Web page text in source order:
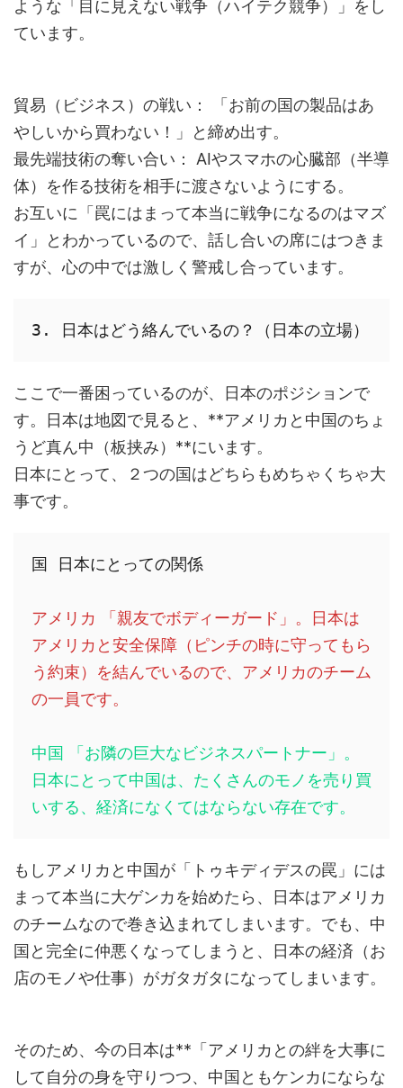
ような「目に見えない戦争（ハイテク競争）」をし
ています。
貿易（ビジネス）の戦い： 「お前の国の製品はあ
やしいから買わない！」と締め出す。
最先端技術の奪い合い： AIやスマホの心臓部（半導
体）を作る技術を相手に渡さないようにする。
お互いに「罠にはまって本当に戦争になるのはマズ
イ」とわかっているので、話し合いの席にはつきま
すが、心の中では激しく警戒し合っています。
3. 日本はどう絡んでいるの？（日本の立場）
ここで一番困っているのが、日本のポジションで
す。日本は地図で見ると、**アメリカと中国のちょ
うど真ん中（板挟み）**にいます。
日本にとって、２つの国はどちらもめちゃくちゃ大
事です。
国 日本にとっての関係
アメリカ 「親友でボディーガード」。日本は
アメリカと安全保障（ピンチの時に守ってもら
う約束）を結んでいるので、アメリカのチーム
の一員です。
中国 「お隣の巨大なビジネスパートナー」。
日本にとって中国は、たくさんのモノを売り買
いする、経済になくてはならない存在です。
もしアメリカと中国が「トゥキディデスの罠」には
まって本当に大ゲンカを始めたら、日本はアメリカ
のチームなので巻き込まれてしまいます。でも、中
国と完全に仲悪くなってしまうと、日本の経済（お
店のモノや仕事）がガタガタになってしまいます。
そのため、今の日本は**「アメリカとの絆を大事に
して自分の身を守りつつ、中国ともケンカにならな